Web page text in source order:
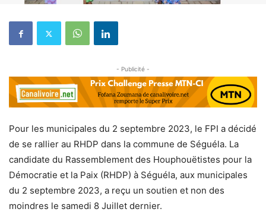
- Publicité -
Pour les municipales du 2 septembre 2023, le FPI a décidé
de se rallier au RHDP dans la commune de Séguéla. La
candidate du Rassemblement des Houphouëtistes pour la
Démocratie et la Paix (RHDP) à Séguéla, aux municipales
du 2 septembre 2023, a reçu un soutien et non des
moindres le samedi 8 Juillet dernier.